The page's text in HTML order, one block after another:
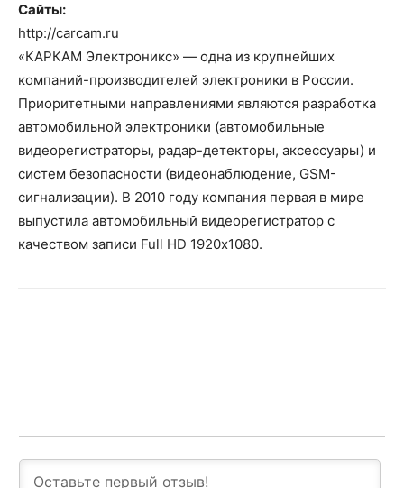
Сайты:
http://carcam.ru
«КАРКАМ Электроникс» — одна из крупнейших
компаний-производителей электроники в России.
Приоритетными направлениями являются разработка
автомобильной электроники (автомобильные
видеорегистраторы, радар-детекторы, аксессуары) и
систем безопасности (видеонаблюдение, GSM-
сигнализации). В 2010 году компания первая в мире
выпустила автомобильный видеорегистратор с
качеством записи Full HD 1920х1080.